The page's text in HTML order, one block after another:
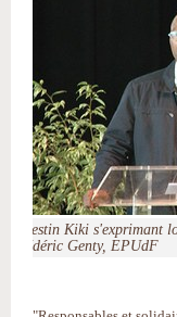
Célestin Kiki s'exprimant
Frédéric Genty, EPUdF